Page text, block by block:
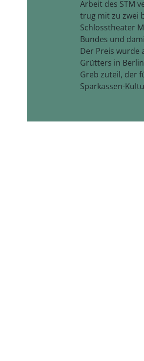
Arbeit des STM
trug mit zu zwei
Schlosstheater
Bundes und
Der Preis wurde
Grütters in
Greb zuteil, der
Sparkassen-